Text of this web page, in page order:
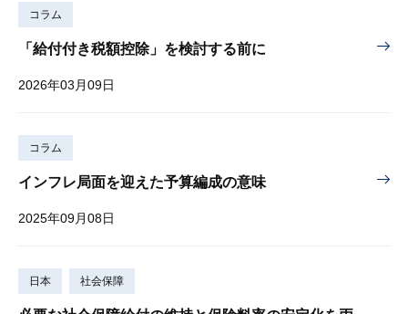
コラム
「給付付き税額控除」を検討する前に
2026年03月09日
コラム
インフレ局面を迎えた予算編成の意味
2025年09月08日
日本 社会保障